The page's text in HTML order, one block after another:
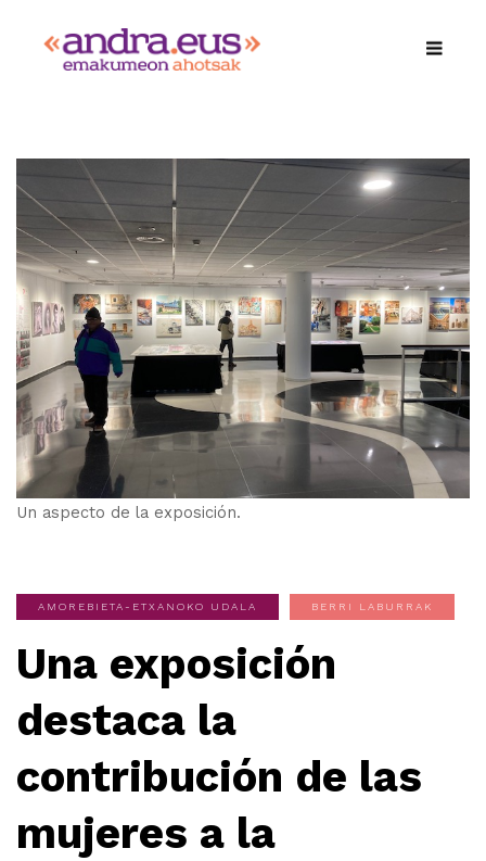
Un aspecto de la exposición.
AMOREBIETA-ETXANOKO UDALA BERRI LABURRAK
Una exposición
destaca la
contribución de las
mujeres a la